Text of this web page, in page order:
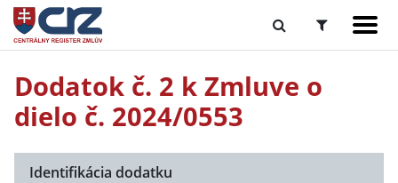
Dodatok č. 2 k Zmluve o
dielo č. 2024/0553
Identifikácia dodatku